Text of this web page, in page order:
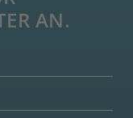
AN.